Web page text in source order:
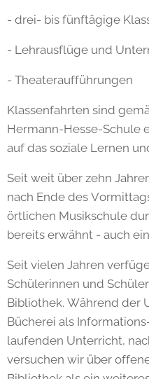
- drei- bis fünftägige
- Lehrausflüge und
- Theateraufführungen
Klassenfahrten sind
Hermann-Hesse-Schule
auf das soziale Lernen
Seit weit über zehn
nach Ende des
örtlichen Musikschule
bereits erwähnt - auch
Seit vielen Jahren
Schülerinnen und
Bibliothek. Während der
Bücherei als
laufenden Unterricht,
versuchen wir über